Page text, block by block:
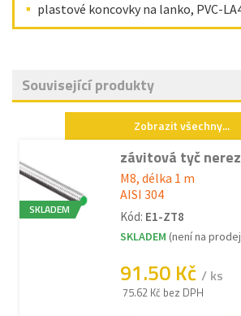
plastové koncovky na lanko, PVC-
Související produkty
Zobrazit všechny...
SKLADEM
závitová tyč
M8, délka 1 m
AISI 304
Kód: E1-ZT8
SKLADEM (není na
91.50 Kč / ks
75.62 Kč bez DPH